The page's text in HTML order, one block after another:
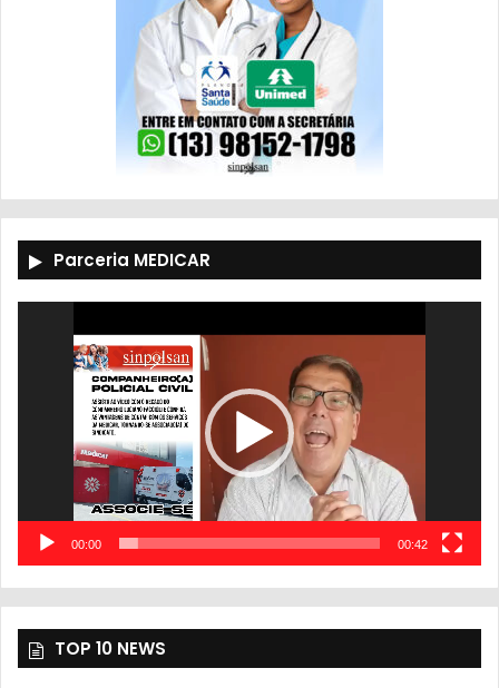
Parceria MEDICAR
00:00 00:42
TOP 10 NEWS